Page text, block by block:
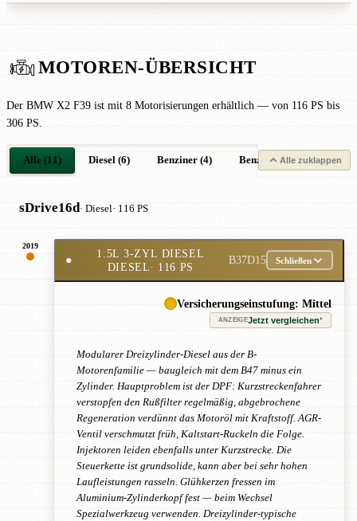
MOTOREN-ÜBERSICHT
Der BMW X2 F39 ist mit 8 Motorisierungen erhältlich — von 116 PS bis
306 PS.
Alle (11) Diesel (6) Benziner (4) Benziner Plug-in-Hybrid
Alle zuklappen
sDrive16d· Diesel· 116 PS
2019
●
1.5L 3-ZYL DIESEL
DIESEL· 116 PS
B37D15 Schließen
Versicherungseinstufung: Mittel
ANZEIGEJetzt vergleichen*
Modularer Dreizylinder-Diesel aus der B-
Motorenfamilie — baugleich mit dem B47 minus ein
Zylinder. Hauptproblem ist der DPF: Kurzstreckenfahrer
verstopfen den Rußfilter regelmäßig, abgebrochene
Regeneration verdünnt das Motoröl mit Kraftstoff. AGR-
Ventil verschmutzt früh, Kaltstart-Ruckeln die Folge.
Injektoren leiden ebenfalls unter Kurzstrecke. Die
Steuerkette ist grundsolide, kann aber bei sehr hohen
Laufleistungen rasseln. Glühkerzen fressen im
Aluminium-Zylinderkopf fest — beim Wechsel
Spezialwerkzeug verwenden. Dreizylinder-typische